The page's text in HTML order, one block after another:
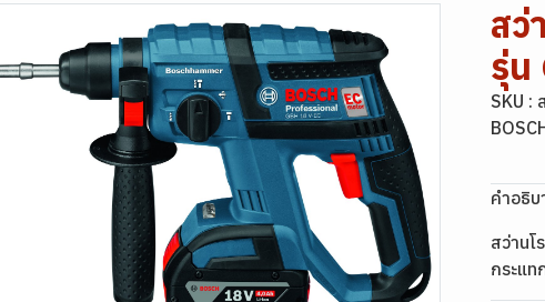
สว่
รุ่น
SKU :
คำอธิ
สว่านโ
กระแท